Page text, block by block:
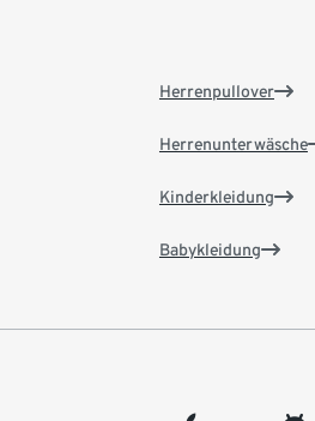
Herrenpullover
Herrenunterwäsche
Kinderkleidung
Babykleidung